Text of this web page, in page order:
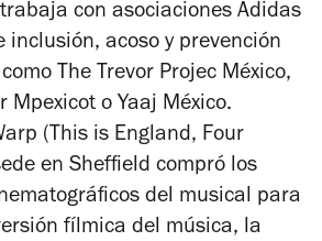
con asociaciones Adidas
inclusión, acoso y prevención
The Trevor Projec México,
Mpexicot o Yaaj México.
(This is England, Four
en Sheffield compró los
del musical para
fílmica del música, la